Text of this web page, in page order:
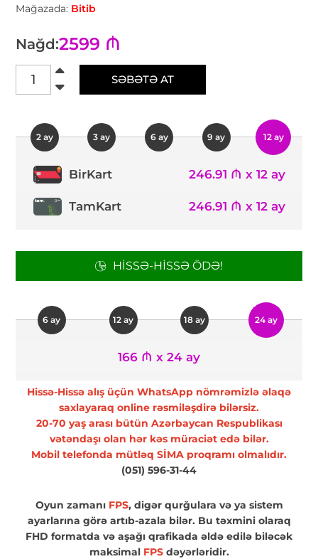
Mağazada: Bitib
Nağd:2599 ₼
SƏBƏTƏ AT
2 ay 3 ay 6 ay 9 ay 12 ay
BirKart 246.91 ₼ x 12 ay
TamKart 246.91 ₼ x 12 ay
HISSƏ-HISSƏ ÖDƏ!
6 ay 12 ay 18 ay 24 ay
166 ₼ x 24 ay
Hissə-Hissə alış üçün WhatsApp nömrəmizlə əlaqə
saxlayaraq online rəsmiləşdirə bilərsiz.
20-70 yaş arası bütün Azərbaycan Respublikası
vətəndaşı olan hər kəs müraciət edə bilər.
Mobil telefonda mütləq SİMA proqramı olmalıdır.
(051) 596-31-44
Oyun zamanı FPS, digər qurğulara və ya sistem
ayarlarına görə artıb-azala bilər. Bu təxmini olaraq
FHD formatda və aşağı qrafikada əldə edilə biləcək
maksimal FPSdəyərləridir.